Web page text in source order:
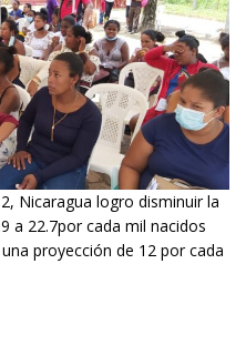
Nicaragua logro disminuir la
a 22.7por cada mil nacidos
proyección de 12 por cada